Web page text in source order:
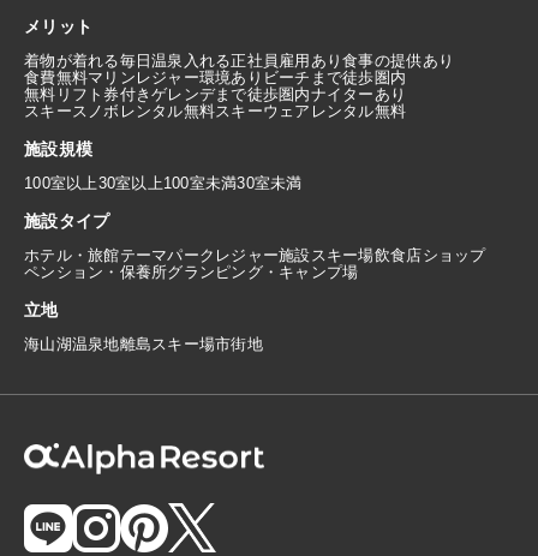
メリット
着物が着れる毎日温泉入れる正社員雇用あり食事の提供あり
食費無料マリンレジャー環境あり ビーチまで徒歩圏内
無料リフト券付きゲレンデまで徒歩圏内ナイターあり
スキースノボレンタル無料スキーウェアレンタル無料
施設規模
100室以上30室以上100室未満30室未満
施設タイプ
ホテル・旅館テーマパーク レジャー施設 スキー場飲食店ショップ
ペンション・保養所グランピング・キャンプ場
立地
海山湖温泉地離島 スキー場市街地